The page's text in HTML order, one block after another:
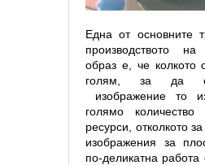
Една от основните
производството на
образ е, че колкото
голям, за да
изображение то
голямо количество
ресурси, отколкото
изображения за
по-деликатна работа